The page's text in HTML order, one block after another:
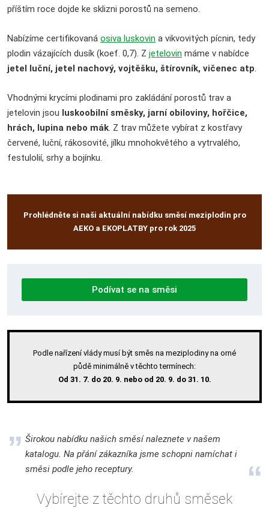
příštím roce dojde ke sklizni porostů na semeno.
Nabízíme certifikovaná osiva luskovin a vikvovitých pícnin, tedy
plodin vázajících dusík (koef. 0,7). Z jetelovin máme v nabídce
jetel luční, jetel nachový, vojtěšku, štírovník, vičenec atp.
Vhodnými krycími plodinami pro zakládání porostů trav a
jetelovin jsou luskoobilní směsky, jarní obiloviny, hořčice,
hrách, lupina nebo mák. Z trav můžete vybírat z kostřavy
červené, luční, rákosovité, jílku mnohokvětého a vytrvalého,
festulolií, srhy a bojínku.
Prohlédněte si naši aktuální nabídku směsí meziplodin pro
AEKO a EKOPLATBY pro rok 2025
Podívat se na směsi
Podle nařízení vlády musí být směs na meziplodiny na orné
půdě minimálně v těchto termínech:
Od 31. 7. do 20. 9. nebo od 20. 9. do 31. 10.
Širokou nabídku našich směsí naleznete v našem
katalogu. Na přání zákazníka jsme schopni namíchat i
směsi podle jeho receptury.
Vybírejte z těchto druhů směsek